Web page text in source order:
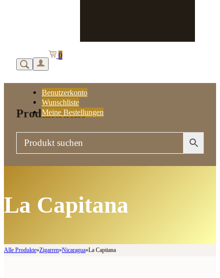
Benutzerkonto
Wunschliste
Meine Bestellungen
0
Produktsuche
La Capitana
Alle Produkte»Zigarren»Nicaragua»La Capitana